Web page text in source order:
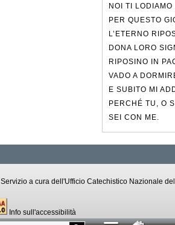
NOI TI
PER QUESTO
L’ETERNO
DONA LORO
RIPOSINO IN
VADO A
E SUBITO MI
PERCHÉ TU, O
SEI CON ME.
Servizio a cura dell'Ufficio Catechistico Nazionale
Info sull'accessibilità